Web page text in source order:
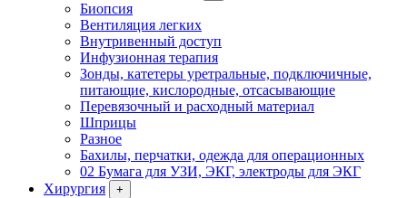
Биопсия
Вентиляция легких
Внутривенный доступ
Инфузионная терапия
Зонды, катетеры уретральные, подключичные,
питающие, кислородные, отсасывающие
Перевязочный и расходный материал
Шприцы
Разное
Бахилы, перчатки, одежда для операционных
02 Бумага для УЗИ, ЭКГ, электроды для ЭКГ
Хирургия
+